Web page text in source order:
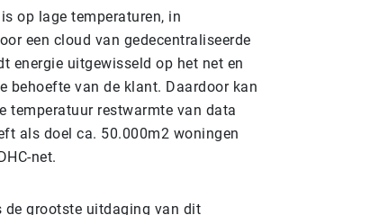
op lage temperaturen, in
een cloud van gedecentraliseerde
energie uitgewisseld op het net en
behoefte van de klant. Daardoor kan
temperatuur restwarmte van data
als doel ca. 50.000m2 woningen
net.
de grootste uitdaging van dit